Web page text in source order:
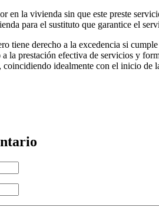
en la vivienda sin que este preste
para el sustituto que garantice el
tiene derecho a la excedencia si
a la prestación efectiva de servicios y
coincidiendo idealmente con el inicio de